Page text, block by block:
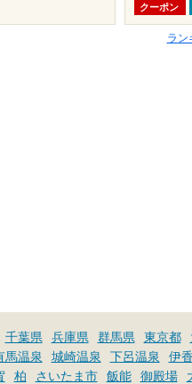
クーポン
ラン
千葉県 兵庫県 群馬県 東京都
馬温泉 城崎温泉 下呂温泉 伊
柏 さいたま市 飯能 御殿場